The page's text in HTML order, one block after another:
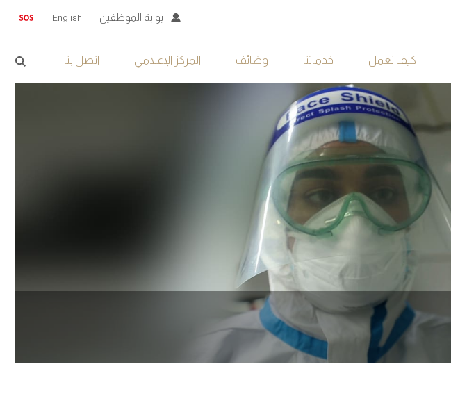
بوابة الموظفين English
كيف نعمل خدماتنا وظائف المركز الإعلامي اتصل بنا